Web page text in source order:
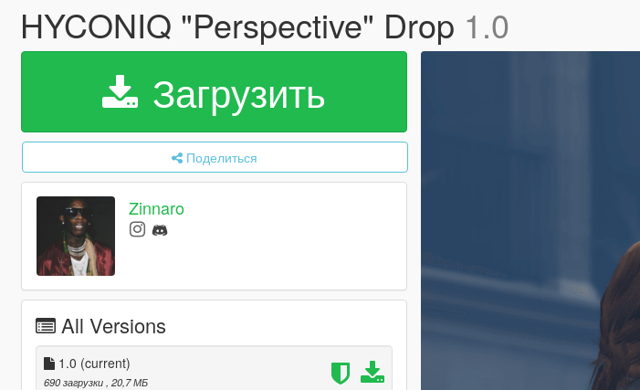
HYCONIQ "Perspective" Drop 1.0
Загрузить
Поделиться
Zinnaro
All Versions
1.0 (current)
690 загрузки , 20,7 МБ